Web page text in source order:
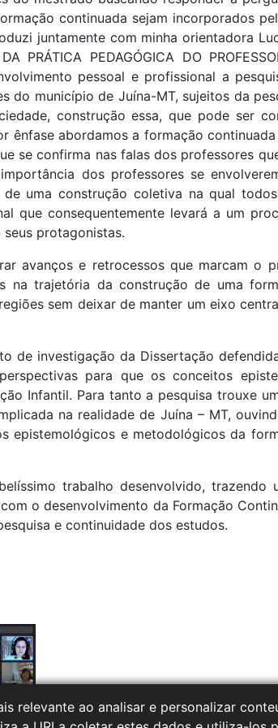
continuada sejam incorporados
juntamente com minha orientadora
PRÁTICA PEDAGÓGICA DO
pessoal e profissional a
município de Juína-MT, sujeitos da
construção essa, que pode ser
ênfase abordamos a formação
se confirma nas falas dos professores
dos professores se
uma construção coletiva na qual
que consequentemente levará a um
protagonistas.
avanços e retrocessos que marcam o
na trajetória da construção de uma
sem deixar de manter um eixo
de investigação da Dissertação
para que os conceitos
Infantil. Para tanto a pesquisa trouxe
na realidade de Juína – MT,
epistemológicos e metodológicos da
trabalho desenvolvido, trazendo
o desenvolvimento da Formação
e continuidade dos estudos.
relevante ao analisar e personalizar